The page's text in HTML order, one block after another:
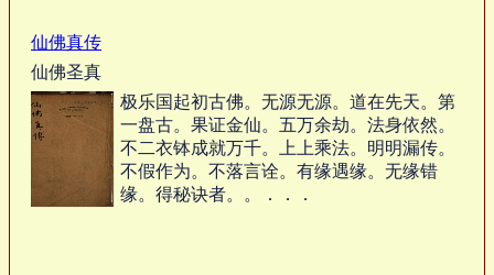
仙佛真传
仙佛圣真
极乐国起初古佛。无源无源。道在先天。第
一盘古。果证金仙。五万余劫。法身依然。
不二衣钵成就万千。上上乘法。明明漏传。
不假作为。不落言诠。有缘遇缘。无缘错
缘。得秘诀者。。．．．